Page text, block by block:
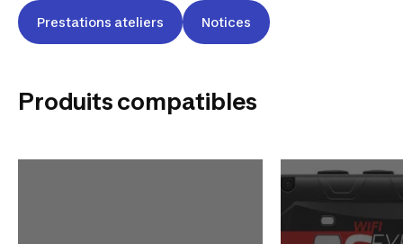
Prestations ateliers Notices
Produits compatibles